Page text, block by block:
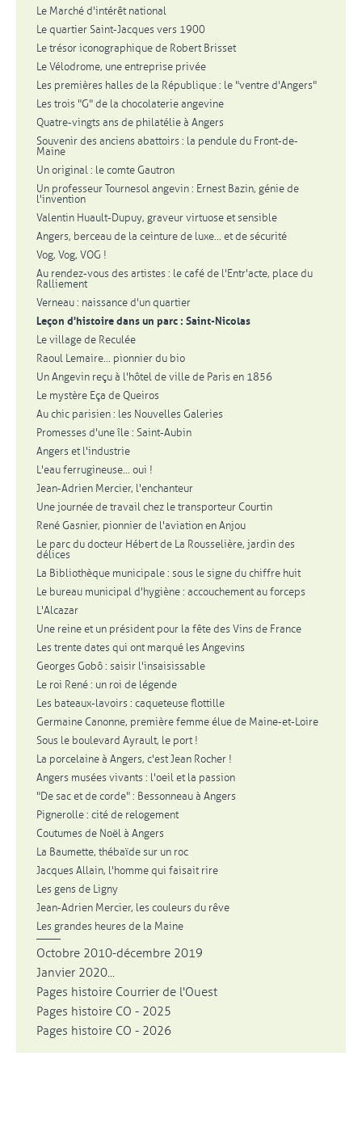
Le Marché d'intérêt national
Le quartier Saint-Jacques vers 1900
Le trésor iconographique de Robert Brisset
Le Vélodrome, une entreprise privée
Les premières halles de la République : le "ventre d'Angers"
Les trois "G" de la chocolaterie angevine
Quatre-vingts ans de philatélie à Angers
Souvenir des anciens abattoirs : la pendule du Front-de-
Maine
Un original : le comte Gautron
Un professeur Tournesol angevin : Ernest Bazin, génie de
l'invention
Valentin Huault-Dupuy, graveur virtuose et sensible
Angers, berceau de la ceinture de luxe... et de sécurité
Vog, Vog, VOG !
Au rendez-vous des artistes : le café de l'Entr'acte, place du
Ralliement
Verneau : naissance d'un quartier
Leçon d'histoire dans un parc : Saint-Nicolas
Le village de Reculée
Raoul Lemaire... pionnier du bio
Un Angevin reçu à l'hôtel de ville de Paris en 1856
Le mystère Eça de Queiros
Au chic parisien : les Nouvelles Galeries
Promesses d'une île : Saint-Aubin
Angers et l'industrie
L'eau ferrugineuse... oui !
Jean-Adrien Mercier, l'enchanteur
Une journée de travail chez le transporteur Courtin
René Gasnier, pionnier de l'aviation en Anjou
Le parc du docteur Hébert de La Rousselière, jardin des
délices
La Bibliothèque municipale : sous le signe du chiffre huit
Le bureau municipal d'hygiène : accouchement au forceps
L'Alcazar
Une reine et un président pour la fête des Vins de France
Les trente dates qui ont marqué les Angevins
Georges Gobô : saisir l'insaisissable
Le roi René : un roi de légende
Les bateaux-lavoirs : caqueteuse flottille
Germaine Canonne, première femme élue de Maine-et-Loire
Sous le boulevard Ayrault, le port !
La porcelaine à Angers, c'est Jean Rocher !
Angers musées vivants : l'oeil et la passion
"De sac et de corde" : Bessonneau à Angers
Pignerolle : cité de relogement
Coutumes de Noël à Angers
La Baumette, thébaïde sur un roc
Jacques Allain, l'homme qui faisait rire
Les gens de Ligny
Jean-Adrien Mercier, les couleurs du rêve
Les grandes heures de la Maine
Octobre 2010-décembre 2019
Janvier 2020...
Pages histoire Courrier de l'Ouest
Pages histoire CO - 2025
Pages histoire CO - 2026